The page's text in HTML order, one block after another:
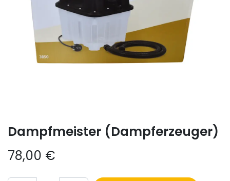
Dampfmeister (Dampferzeuger)
78,00 €